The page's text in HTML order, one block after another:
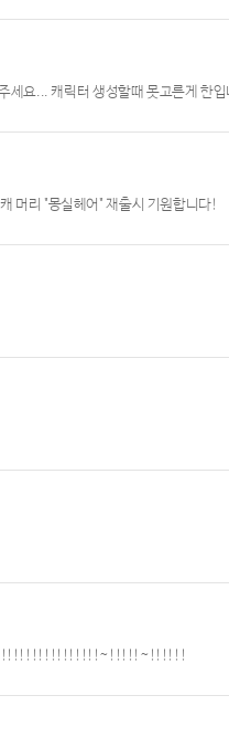
세요... 캐릭터 생성할때 못고른게 한
머리 "몽실헤어" 재출시 기원합니다!